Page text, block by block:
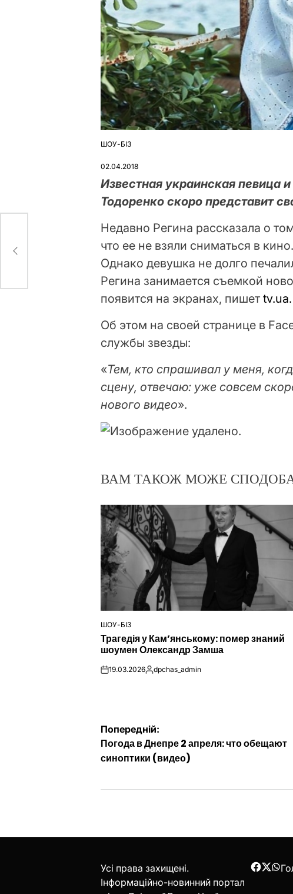
ОПУБЛІКУВАТИ
ШОУ-БІЗ
02.04.2018
Известная украинская певица
Тодоренко скоро представит
Недавно Регина рассказала о
что ее не взяли сниматься в
Однако девушка не долго
Регина занимается съемкой
появится на экранах, пишетtv.ua.
Об этом на своей странице в
службы звезды:
«Тем, кто спрашивал у меня,
сцену, отвечаю: уже совсем
нового видео».
ВАМ ТАКОЖ МОЖЕ
ОПУБЛІКУВАТИ
ШОУ-БІЗ
Трагедія у Кам’янському: помер знаний
шоумен Олександр Замша
on19.03.2026Опубліковано
dpchas_admin
Навігація
записів
Попередній:
Погода в Днепре 2 апреля: что обещают
синоптики (видео)
Усі права захищені.
Інформаційно-новинний портал